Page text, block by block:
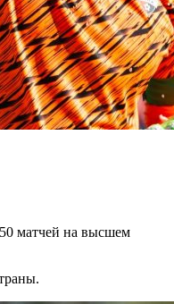
матчей на высшем